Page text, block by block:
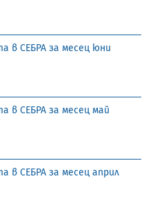
в СЕБРА за месец юни
в СЕБРА за месец май
в СЕБРА за месец април